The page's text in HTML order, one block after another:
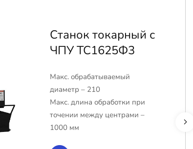
Станок токарный с
ЧПУ ТС1625Ф3
Макс. обрабатываемый
диаметр – 210
Макс. длина обработки при
точении между центрами –
1000 мм